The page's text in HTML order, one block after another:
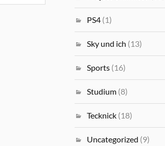
PS4 (1)
Sky und ich (13)
Sports (16)
Studium (8)
Tecknick (18)
Uncategorized (9)